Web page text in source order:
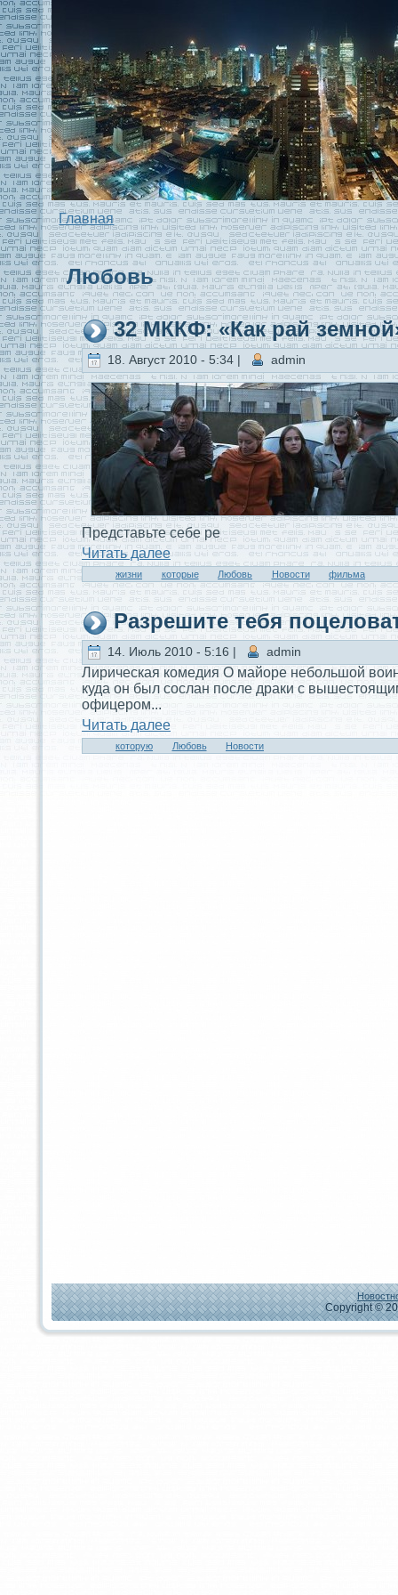
Главная
Любовь
32 МККФ: «Как рай
18. Август 2010 - 5:34 | admin
Предстaвьте себе ре
Читaть далее
жизни которые Любовь Новости фильма
Разрешите тебя
14. Июль 2010 - 5:16 | admin
Лирическая комедия О майоре небольшой
куда он был сослан после драки с
офицером...
Читaть далее
которую Любовь Новости
Copyright ©